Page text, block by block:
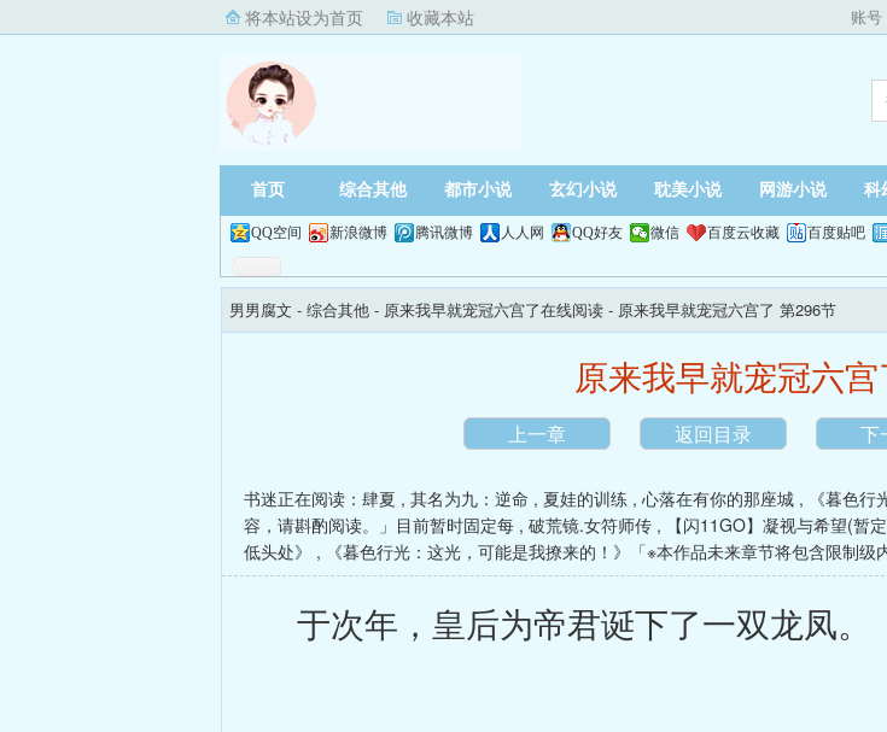
将本站设为首页 收藏本站 账号
首页 综合其他 都市小说 玄幻小说 耽美小说 网游小说 科
QQ空间 新浪微博 腾讯微博 人人网 QQ好友 微信 百度云收藏 百度贴吧
男男腐文 - 综合其他 - 原来我早就宠冠六宫了在线阅读 - 原来我早就宠冠六宫了 第296节
原来我早就宠冠六
上一章 返回目录 下
书迷正在阅读： 肆夏 , 其名为九：逆命 , 夏娃的训练 , 心落在有你的那座城 ,
《暮色
容，请斟酌阅读。」目前暂时固定每 , 破荒镜.女符师传 , 【闪11GO】凝视与希望(暂
低头处》
, 《暮色行光：这光，可能是我撩来的！》「※本作品未来章节将包含限制
于次年，皇后为帝君诞下了一双龙凤。